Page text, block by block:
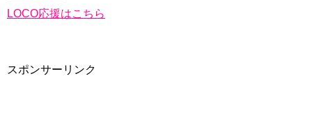
LOCO応援はこちら
スポンサーリンク